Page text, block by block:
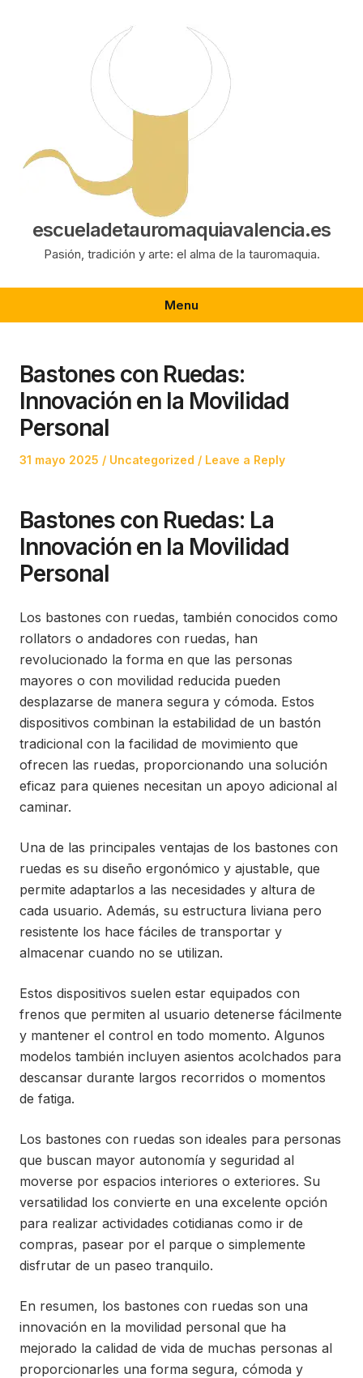
escueladetauromaquiavalencia.es
Pasión, tradición y arte: el alma de la tauromaquia.
Menu
Bastones con Ruedas:
Innovación en la Movilidad
Personal
Posted
31 mayo 2025
Posted
Uncategorized Leave a Reply
Bastones con Ruedas: La
Innovación en la Movilidad
Personal
Los bastones con ruedas, también conocidos como
rollators o andadores con ruedas, han
revolucionado la forma en que las personas
mayores o con movilidad reducida pueden
desplazarse de manera segura y cómoda. Estos
dispositivos combinan la estabilidad de un bastón
tradicional con la facilidad de movimiento que
ofrecen las ruedas, proporcionando una solución
eficaz para quienes necesitan un apoyo adicional al
caminar.
Una de las principales ventajas de los bastones con
ruedas es su diseño ergonómico y ajustable, que
permite adaptarlos a las necesidades y altura de
cada usuario. Además, su estructura liviana pero
resistente los hace fáciles de transportar y
almacenar cuando no se utilizan.
Estos dispositivos suelen estar equipados con
frenos que permiten al usuario detenerse fácilmente
y mantener el control en todo momento. Algunos
modelos también incluyen asientos acolchados para
descansar durante largos recorridos o momentos
de fatiga.
Los bastones con ruedas son ideales para personas
que buscan mayor autonomía y seguridad al
moverse por espacios interiores o exteriores. Su
versatilidad los convierte en una excelente opción
para realizar actividades cotidianas como ir de
compras, pasear por el parque o simplemente
disfrutar de un paseo tranquilo.
En resumen, los bastones con ruedas son una
innovación en la movilidad personal que ha
mejorado la calidad de vida de muchas personas al
proporcionarles una forma segura, cómoda y